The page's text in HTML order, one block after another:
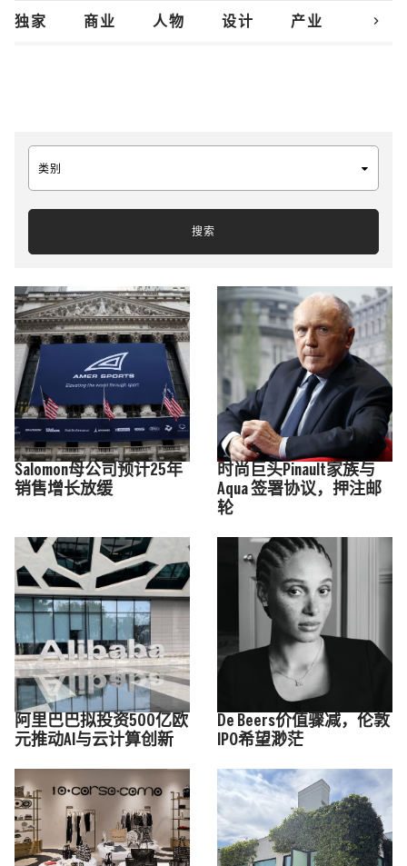
独家 商业 人物 设计 产业 创新
chevron_right
类别
搜索
Salomon母公司预计25年
销售增长放缓
时尚巨头Pinault家族与
Aqua 签署协议，押注邮
轮
阿里巴巴拟投资500亿欧
元推动AI与云计算创新
De Beers价值骤减，伦敦
IPO希望渺茫